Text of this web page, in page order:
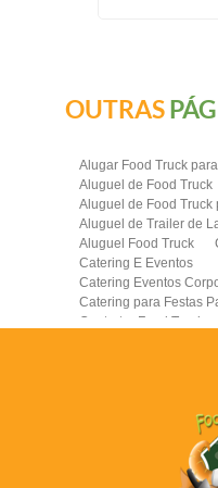
OUTRAS
Alugar Food Truck
Aluguel de Food Truck
Aluguel de Food Truck
Aluguel de Trailer de
Aluguel Food Truck
Catering E Eventos
Catering Eventos
Catering para Festas
Contratar Food Truck
Eventos com Food
Food Truck Completo
Food Truck Corporativo
Food Truck de
Food Truck de